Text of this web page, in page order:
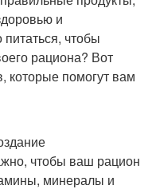
и
чтобы
рациона? Вот
которые помогут вам
чтобы ваш рацион
минералы и